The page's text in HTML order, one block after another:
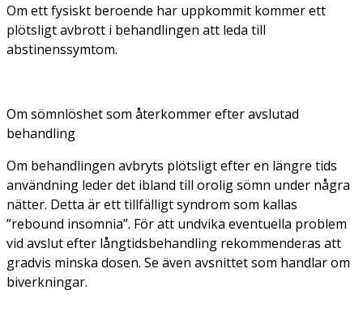
Om ett fysiskt beroende har uppkommit kommer ett
plötsligt avbrott i behandlingen att leda till
abstinenssymtom.
Om sömnlöshet som återkommer efter avslutad
behandling
Om behandlingen avbryts plötsligt efter en längre tids
användning leder det ibland till orolig sömn under några
nätter. Detta är ett tillfälligt syndrom som kallas
”rebound insomnia”. För att undvika eventuella problem
vid avslut efter långtidsbehandling rekommenderas att
gradvis minska dosen. Se även avsnittet som handlar om
biverkningar.